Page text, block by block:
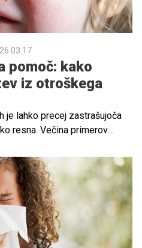
03.17
pomoč: kako
iz otroškega
je lahko precej zastrašujoča
resna. Večina primerov
temu je izjemno pomembno,
in se izognemo pogostim
delajo.